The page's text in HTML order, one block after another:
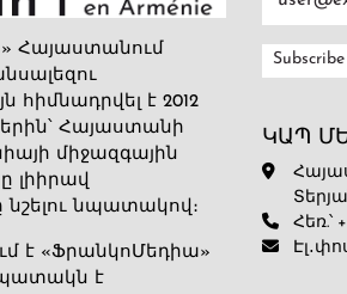
» Հայաստանում
հիմնադրվել է 2012
Հայաստանի
միջազգային
լիիրավ
նշելու նպատակով։
է «ՖրանկոՄեդիա»
է
ԿԱՊ
Հեռ.՝